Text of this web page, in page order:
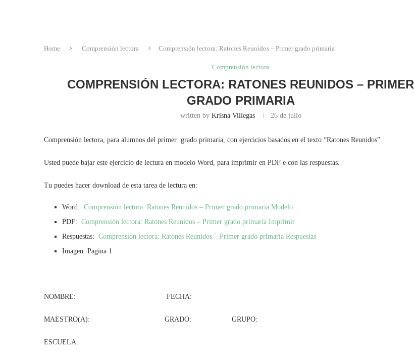
Home Comprensión lectora Comprensión lectora: Ratones Reunidos – Primer grado primaria
Comprensión lectora
COMPRENSIÓN LECTORA: RATONES REUNIDOS – PRIMER
GRADO PRIMARIA
written by Krisna Villegas 26 de julio
Comprensión lectora, para alumnos del primer grado primaria, con ejercicios basados en el texto “Ratones Reunidos”.
Usted puede bajar este ejercicio de lectura en modelo Word, para imprimir en PDF e con las respuestas.
Tu puedes hacer download de esta tarea de lectura en:
Word: Comprensión lectora: Ratones Reunidos – Primer grado primaria Modelo
PDF: Comprensión lectora: Ratones Reunidos – Primer grado primaria Imprimir
Respuestas: Comprensión lectora: Ratones Reunidos – Primer grado primaria Respuestas
Imagen: Pagina 1
NOMBRE: FECHA:
MAESTRO(A): GRADO: GRUPO:
ESCUELA: